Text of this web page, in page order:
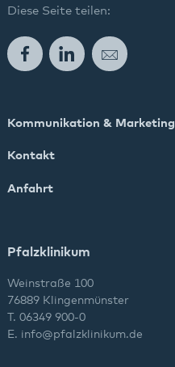
Diese Seite teilen:
FacebookLinkedInE-Mail
Kommunikation & Marketing
Kontakt
Anfahrt
Pfalzklinikum
Weinstraße 100
76889 Klingenmünster
T. 06349 900-0
E. info@pfalzklinikum.de